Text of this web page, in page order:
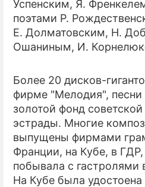
Успенским, Я.
поэтами Р.
Е. Долматовским, Н.
Ошаниным, И.
Более 20 дисков-
фирме "Мелодия",
золотой фонд
эстрады. Многие
выпущены фирмами
Франции, на Кубе, в
побывала с гастролями
На Кубе была